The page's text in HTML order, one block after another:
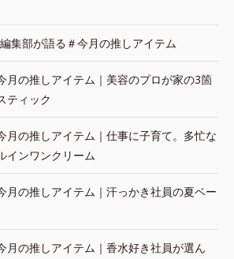
集部が語る＃今月の推しアイテム
月の推しアイテム｜美容のプロが家の3箇
ティック
月の推しアイテム｜仕事に子育て。多忙な
インワンクリーム
月の推しアイテム｜汗っかき社員の夏ベー
月の推しアイテム｜香水好き社員が選ん